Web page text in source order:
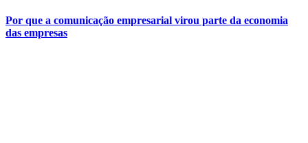
Por que a comunicação empresarial virou parte da economia
das empresas